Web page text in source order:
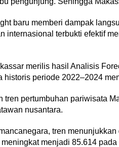
baru memberi dampak
internasional terbukti efektif
merilis hasil Analisis
historis periode 2022–2024
tren pertumbuhan pariwisata
nusantara.
tren
menjadi 85.614